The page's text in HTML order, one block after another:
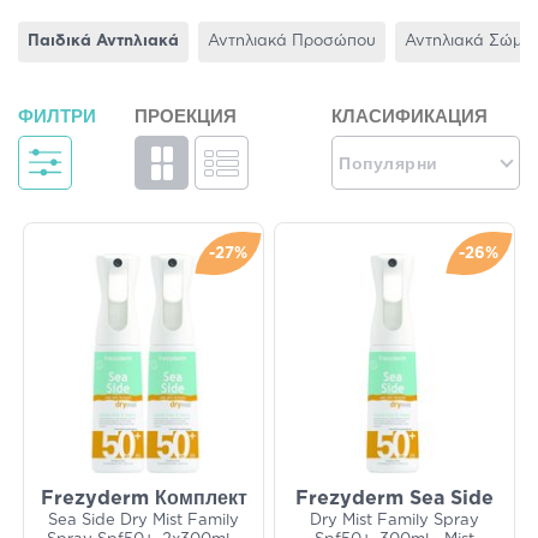
Παιδικά Αντηλιακά Αντηλιακά Προσώπου Αντηλιακά
ФИЛТРИ ПРОЕКЦИЯ КЛАСИФИКАЦИЯ
Популярни
-27%
Frezyderm Комплект
Sea Side Dry Mist Family
-26%
Frezyderm Sea Side
Dry Mist Family Spray